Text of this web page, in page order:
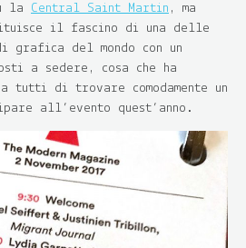
la Central Saint Martin , ma
il fascino di una delle
grafica del mondo con un
a sedere, cosa che ha
a tutti di trovare comodamente un
all’evento quest’anno.